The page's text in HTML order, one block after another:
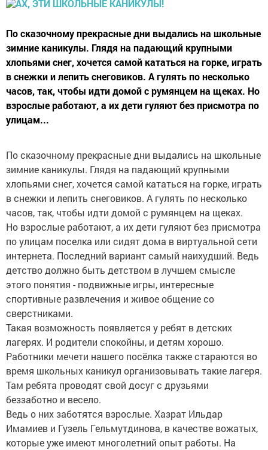
По сказочному прекрасные дни выдались на школьные
зимние каникулы. Глядя на падающий крупными
хлопьями снег, хочется самой кататься на горке, играть
в снежки и лепить снеговиков. А гулять по несколько
часов, так, чтобы идти домой с румянцем на щеках. Но
взрослые работают, а их дети гуляют без присмотра по
улицам...
По сказочному прекрасные дни выдались на школьные
зимние каникулы. Глядя на падающий крупными
хлопьями снег, хочется самой кататься на горке, играть
в снежки и лепить снеговиков. А гулять по несколько
часов, так, чтобы идти домой с румянцем на щеках.
Но взрослые работают, а их дети гуляют без присмотра
по улицам поселка или сидят дома в виртуальной сети
интернета. Последний вариант самый наихудший. Ведь
детство должно быть детством в лучшем смысле
этого понятия - подвижные игры, интересные
спортивные развлечения и живое общение со
сверстниками.
Такая возможность появляется у ребят в детских
лагерях. И родители спокойны, и детям хорошо.
Работники мечети нашего посёлка также стараются во
время школьных каникул организовывать такие лагеря.
Там ребята проводят свой досуг с друзьями
беззаботно и весело.
Ведь о них заботятся взрослые. Хазрат Ильдар
Имамиев и Гузель Гельмутдинова, в качестве вожатых,
которые уже имеют многолетний опыт работы. На